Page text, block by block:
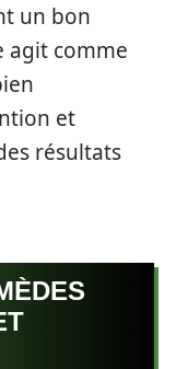
un bon
agit comme
et
résultats